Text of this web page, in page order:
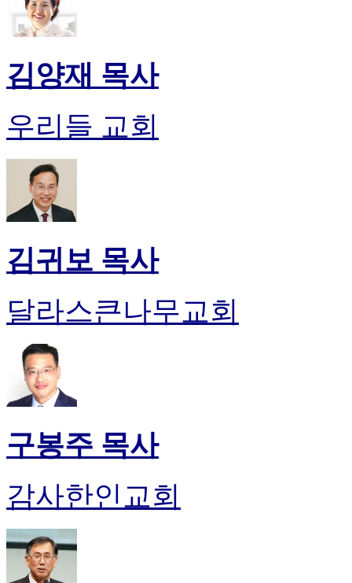
김양재 목사
우리들 교회
김귀보 목사
달라스큰나무교회
구봉주 목사
감사한인교회